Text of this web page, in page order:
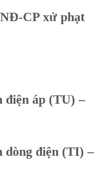
CP xử phạt
điện áp (TU) –
dòng điện (TI) –